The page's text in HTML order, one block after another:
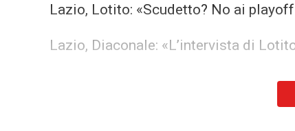
Lazio, Lotito: «Scudetto? No ai
Lazio, Diaconale: «L’intervista di
Iscriviti